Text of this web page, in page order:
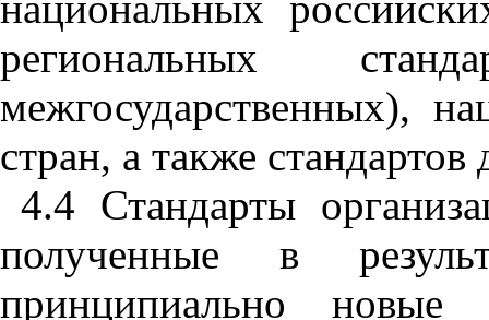
региональных
межгосударственных),
стран, а также стандартов
4.4 Стандарты
полученные
в
принципиально
новые